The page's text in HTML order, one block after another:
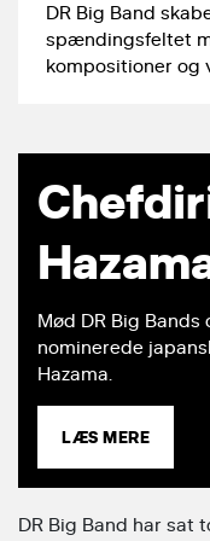
DR Big Band
spændingsfeltet
kompositioner og
Mød DR Big
nominerede
Hazama.
LÆS MERE
DR Big Band har sat